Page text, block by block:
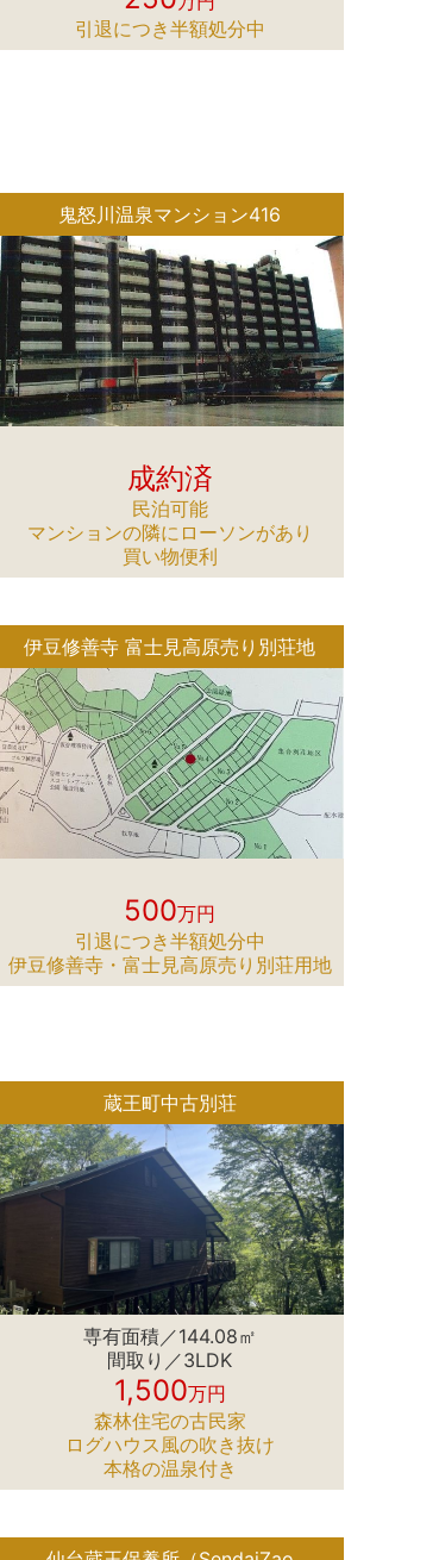
引退につき半額処分中
鬼怒川温泉マンション416
成約済
民泊可能
マンションの隣にローソンがあり
買い物便利
伊豆修善寺 富士見高原売り別荘地
500万円
引退につき半額処分中
伊豆修善寺・富士見高原売り別荘用地
蔵王町中古別荘
専有面積／144.08㎡
間取り／3LDK
1,500万円
森林住宅の古民家
ログハウス風の吹き抜け
本格の温泉付き